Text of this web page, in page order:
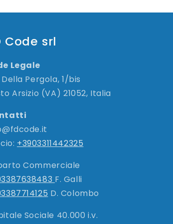
Code srl
Legale
Pergola, 1/bis
Arsizio (VA) 21052, Italia
+3903311442325
Commerciale
F. Galli
D. Colombo
Sociale 40.000 i.v.